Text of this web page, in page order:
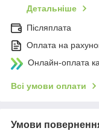
Детальніше
Післяплата
Оплата на
Онлайн-оплата
Всі умови оплати
Умови